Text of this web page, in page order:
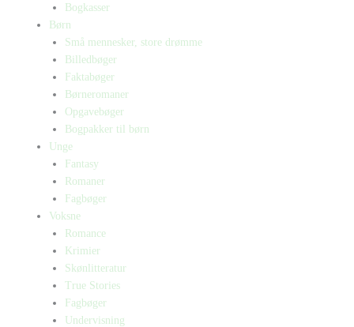
Bogkasser
Børn
Små mennesker, store drømme
Billedbøger
Faktabøger
Børneromaner
Opgavebøger
Bogpakker til børn
Unge
Fantasy
Romaner
Fagbøger
Voksne
Romance
Krimier
Skønlitteratur
True Stories
Fagbøger
Undervisning